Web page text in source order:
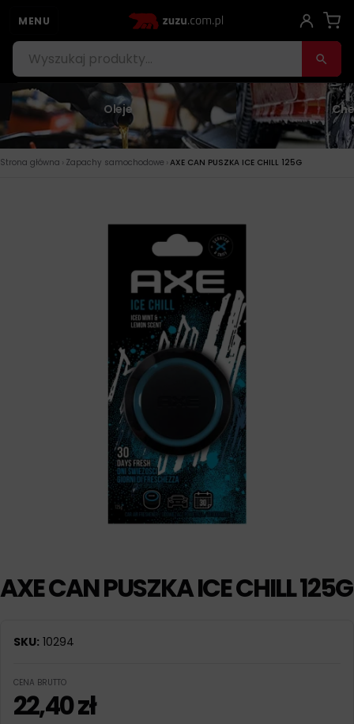
MENU
Oleje
Strona główna › Zapachy samochodowe › AXE CAN PUSZKA ICE CHILL 125G
AXE CAN PUSZKA ICE CHILL 125G
SKU: 10294
CENA BRUTTO
22,40zł